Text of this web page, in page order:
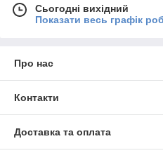
Сьогодні вихідний
Показати весь графік
Про нас
Контакти
Доставка та оплата